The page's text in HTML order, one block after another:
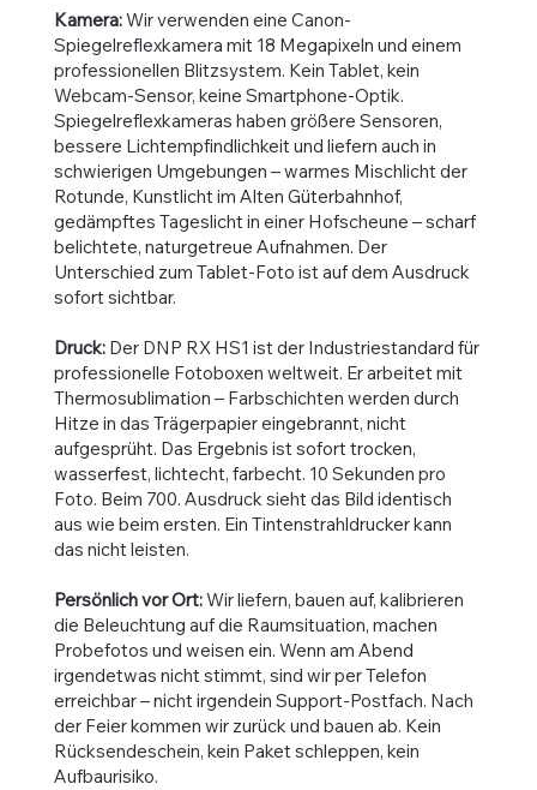
Kamera:Wir verwenden eine Canon-
Spiegelreflexkamera mit 18 Megapixeln und einem
professionellen Blitzsystem. Kein Tablet, kein
Webcam-Sensor, keine Smartphone-Optik.
Spiegelreflexkameras haben größere Sensoren,
bessere Lichtempfindlichkeit und liefern auch in
schwierigen Umgebungen – warmes Mischlicht der
Rotunde, Kunstlicht im Alten Güterbahnhof,
gedämpftes Tageslicht in einer Hofscheune – scharf
belichtete, naturgetreue Aufnahmen. Der
Unterschied zum Tablet-Foto ist auf dem Ausdruck
sofort sichtbar.
Druck: Der DNP RX HS1 ist der Industriestandard für
professionelle Fotoboxen weltweit. Er arbeitet mit
Thermosublimation – Farbschichten werden durch
Hitze in das Trägerpapier eingebrannt, nicht
aufgesprüht. Das Ergebnis ist sofort trocken,
wasserfest, lichtecht, farbecht. 10 Sekunden pro
Foto. Beim 700. Ausdruck sieht das Bild identisch
aus wie beim ersten. Ein Tintenstrahldrucker kann
das nicht leisten.
Persönlich vor Ort:Wir liefern, bauen auf, kalibrieren
die Beleuchtung auf die Raumsituation, machen
Probefotos und weisen ein. Wenn am Abend
irgendetwas nicht stimmt, sind wir per Telefon
erreichbar – nicht irgendein Support-Postfach. Nach
der Feier kommen wir zurück und bauen ab. Kein
Rücksendeschein, kein Paket schleppen, kein
Aufbaurisiko.